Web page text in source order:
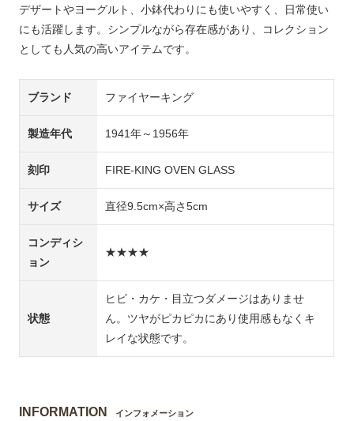
デザートやヨーグルト、小鉢代わりにも使いやすく、日常使い
にも活躍します。シンプルながら存在感があり、コレクション
としても人気の高いアイテムです。
ブランド ファイヤーキング
製造年代 1941年～1956年
刻印 FIRE-KING OVEN GLASS
サイズ 直径9.5cm×高さ5cm
コンディシ
ョン
★★★★
状態
ヒビ・カケ・目立つダメージはありませ
ん。ツヤがピカピカにあり使用感もなくキ
レイな状態です。
INFORMATION インフォメーション